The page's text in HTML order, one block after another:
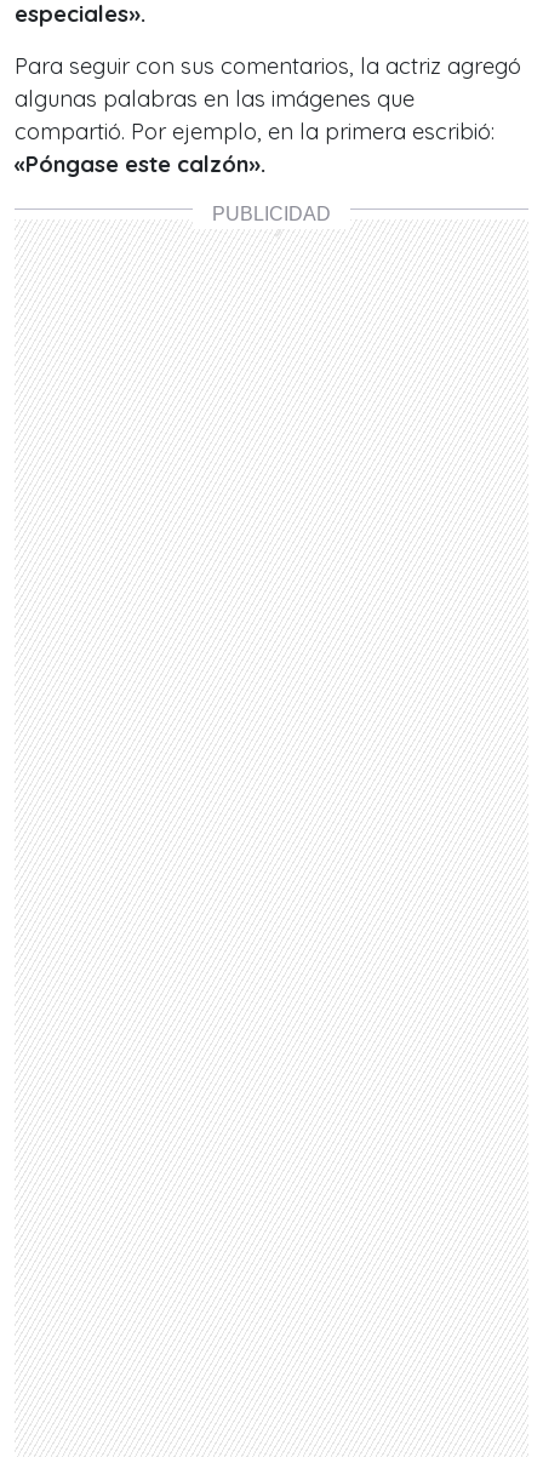
especiales».
Para seguir con sus comentarios, la actriz agregó
algunas palabras en las imágenes que
compartió. Por ejemplo, en la primera escribió:
«Póngase este calzón».